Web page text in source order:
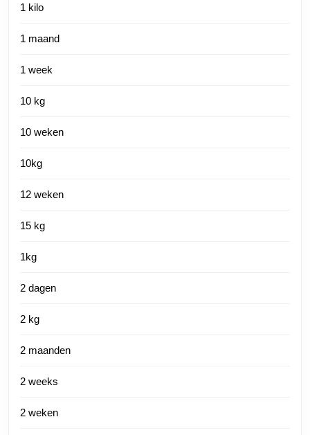
1 kilo
1 maand
1 week
10 kg
10 weken
10kg
12 weken
15 kg
1kg
2 dagen
2 kg
2 maanden
2 weeks
2 weken